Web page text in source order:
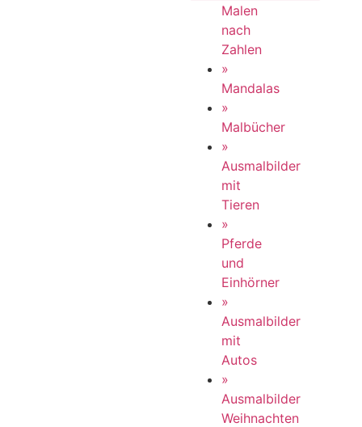
Malen
nach
Zahlen
»
Mandalas
»
Malbücher
»
Ausmalbilder
mit
Tieren
»
Pferde
und
Einhörner
»
Ausmalbilder
mit
Autos
»
Ausmalbilder
Weihnachten